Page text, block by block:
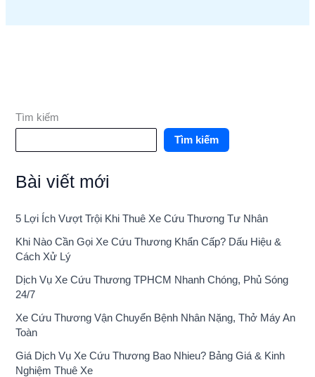
Tìm kiếm
Tìm kiếm
Bài viết mới
5 Lợi Ích Vượt Trội Khi Thuê Xe Cứu Thương Tư Nhân
Khi Nào Cần Gọi Xe Cứu Thương Khẩn Cấp? Dấu Hiệu &
Cách Xử Lý
Dịch Vụ Xe Cứu Thương TPHCM Nhanh Chóng, Phủ Sóng
24/7
Xe Cứu Thương Vận Chuyển Bệnh Nhân Nặng, Thở Máy An
Toàn
Giá Dịch Vụ Xe Cứu Thương Bao Nhieu? Bảng Giá & Kinh
Nghiệm Thuê Xe